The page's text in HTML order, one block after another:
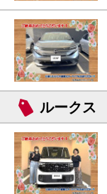
ルークス